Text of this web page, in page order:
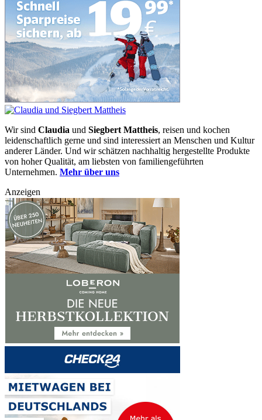
Wir sind Claudia und Siegbert Mattheis, reisen und kochen
leidenschaftlich gerne und sind interessiert an Menschen und Kultur
anderer Länder. Und wir schätzen nachhaltig hergestellte Produkte
von hoher Qualität, am liebsten von familiengeführten
Unternehmen. Mehr über uns
Anzeigen